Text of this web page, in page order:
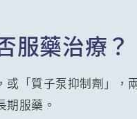
服藥治療？
「質子泵抑制劑」，
服藥。